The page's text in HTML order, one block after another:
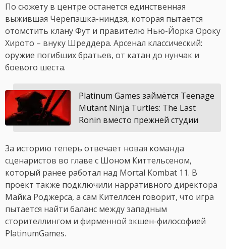
По сюжету в центре останется единственная
выжившая Черепашка-ниндзя, которая пытается
отомстить клану Фут и правителю Нью-Йорка Ороку
Хирото – внуку Шреддера. Арсенал классический:
оружие погибших братьев, от катан до нунчак и
боевого шеста.
Platinum Games займётся Teenage
Mutant Ninja Turtles: The Last
Ronin вместо прежней студии
За историю теперь отвечает новая команда
сценаристов во главе с Шоном Киттельсеном,
который ранее работал над Mortal Kombat 11. В
проект также подключили нарративного директора
Майка Роджерса, а сам Кителлсен говорит, что игра
пытается найти баланс между западным
сторителлингом и фирменной экшен-философией
PlatinumGames.